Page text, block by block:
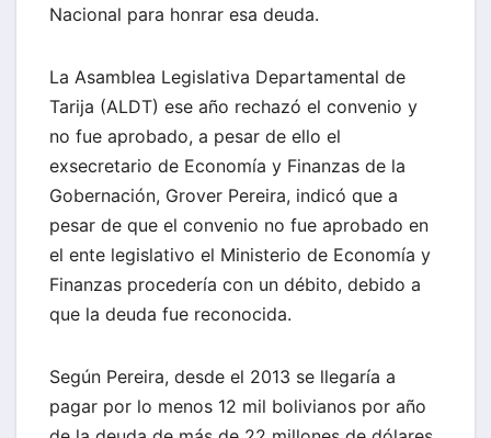
Nacional para honrar esa deuda.
La Asamblea Legislativa Departamental de
Tarija (ALDT) ese año rechazó el convenio y
no fue aprobado, a pesar de ello el
exsecretario de Economía y Finanzas de la
Gobernación, Grover Pereira, indicó que a
pesar de que el convenio no fue aprobado en
el ente legislativo el Ministerio de Economía y
Finanzas procedería con un débito, debido a
que la deuda fue reconocida.
Según Pereira, desde el 2013 se llegaría a
pagar por lo menos 12 mil bolivianos por año